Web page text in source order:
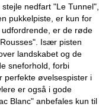
nedfart "Le Tunnel",
pukkelpiste, er kun for
er de røde
Især pisten
landskabet og de
sneforhold, forbi
perfekte øvelsespister i
er også i gode
Blanc" anbefales kun til